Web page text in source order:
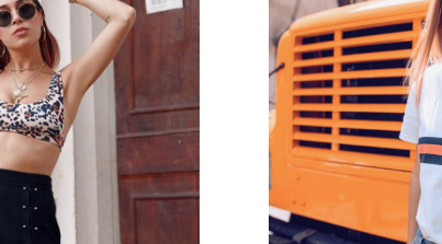
Unisex
Sonnenbrillen
Persol
Mode
PO2496S 113831 52